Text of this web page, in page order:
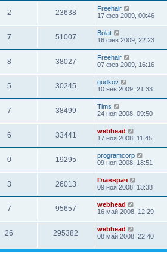
2 23638
Freehair
17 фев 2009, 00:46
7 51007
Bolat
16 фев 2009, 22:23
8 38027
Freehair
07 фев 2009, 16:16
5 30245
gudkov
10 янв 2009, 21:33
7 38499
Tims
24 ноя 2008, 09:50
6 33441
webhead
17 ноя 2008, 11:45
0 19295
programcorp
09 ноя 2008, 18:51
3 26013
Главврач
09 ноя 2008, 13:38
7 95657
webhead
16 май 2008, 12:29
26 295382
webhead
08 май 2008, 22:40